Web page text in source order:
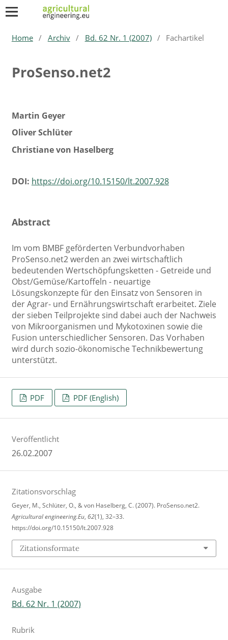
Home / Archiv / Bd. 62 Nr. 1 (2007) / Fachartikel
ProSenso.net2
Martin Geyer
Oliver Schlüter
Christiane von Haselberg
DOI: https://doi.org/10.15150/lt.2007.928
Abstract
Im vom BMBF geförderten Verbundvorhaben
ProSenso.net2 werden an zwei wirtschaftlich
bedeutenden Wertschöpfungsketten - Getreide und
Obst/Gemüse/Kartoffeln - neuartige
Lösungskonzepte für den Einsatz von Sensoren in
der Agrar- und Ernährungswirtschaft erarbeitet. Ziele
der sieben Teilprojekte sind dabei auch der Nachweis
von Mikroorganismen und Mykotoxinen sowie die
Fusion unterschiedlicher Sensoren. Das Vorhaben
wird durch sozio-ökonomische Technikbewertung
unterstützt.
PDF PDF (English)
Veröffentlicht
26.02.2007
Zitationsvorschlag
Geyer, M., Schlüter, O., & von Haselberg, C. (2007). ProSenso.net2.
Agricultural engineering.Eu, 62(1), 32–33.
https://doi.org/10.15150/lt.2007.928
Zitationsformate
Ausgabe
Bd. 62 Nr. 1 (2007)
Rubrik